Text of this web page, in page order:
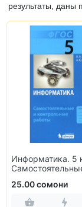
результаты, даны
Информатика. 5
25.00 сомони